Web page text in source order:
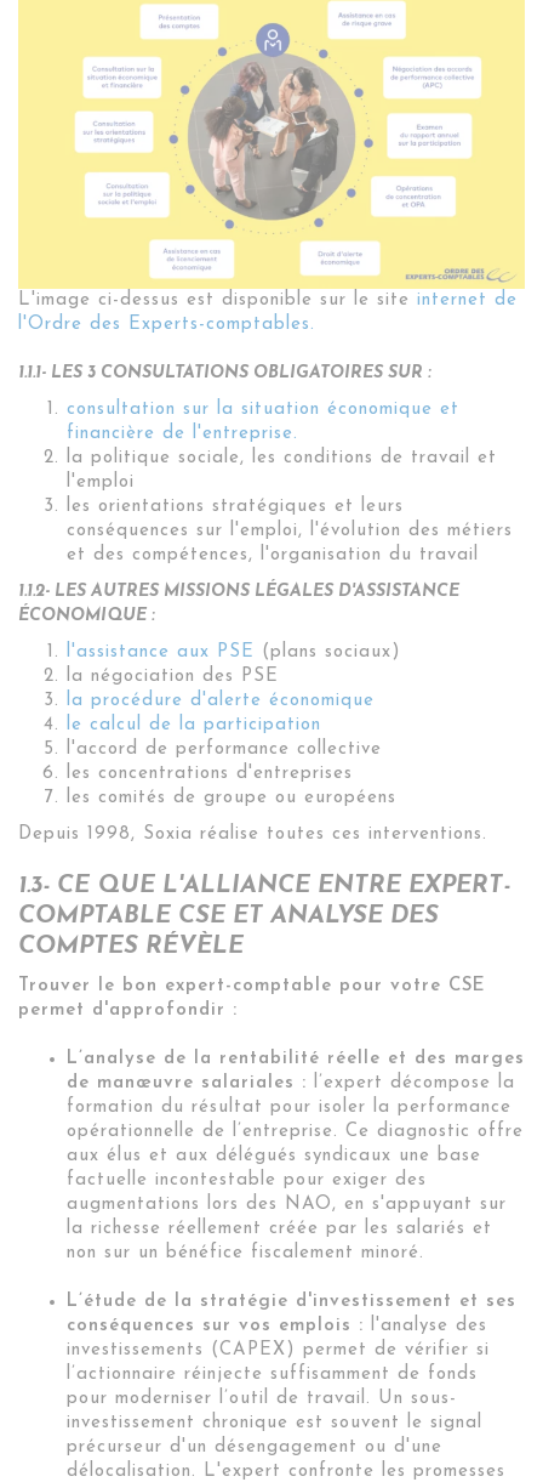
L'image ci-dessus est disponible sur le site internet de
l'Ordre des Experts-comptables.
1.1.1- LES 3 CONSULTATIONS OBLIGATOIRES SUR :
consultation sur la situation économique et
financière de l'entreprise.
la politique sociale, les conditions de travail et
l'emploi
les orientations stratégiques et leurs
conséquences sur l'emploi, l'évolution des métiers
et des compétences, l'organisation du travail
1.1.2- LES AUTRES MISSIONS LÉGALES D'ASSISTANCE
ÉCONOMIQUE :
l'assistance aux PSE (plans sociaux)
la négociation des PSE
la procédure d'alerte économique
le calcul de la participation
l'accord de performance collective
les concentrations d'entreprises
les comités de groupe ou européens
Depuis 1998, Soxia réalise toutes ces interventions.
1.3- CE QUE L'ALLIANCE ENTRE EXPERT-
COMPTABLE CSE ET ANALYSE DES
COMPTES RÉVÈLE
Trouver le bon expert-comptable pour votre CSE
permet d'approfondir :
L’analyse de la rentabilité réelle et des marges
de manœuvre salariales : l’expert décompose la
formation du résultat pour isoler la performance
opérationnelle de l’entreprise. Ce diagnostic offre
aux élus et aux délégués syndicaux une base
factuelle incontestable pour exiger des
augmentations lors des NAO, en s'appuyant sur
la richesse réellement créée par les salariés et
non sur un bénéfice fiscalement minoré.
L’étude de la stratégie d'investissement et ses
conséquences sur vos emplois : l'analyse des
investissements (CAPEX) permet de vérifier si
l’actionnaire réinjecte suffisamment de fonds
pour moderniser l’outil de travail. Un sous-
investissement chronique est souvent le signal
précurseur d'un désengagement ou d'une
délocalisation. L'expert confronte les promesses